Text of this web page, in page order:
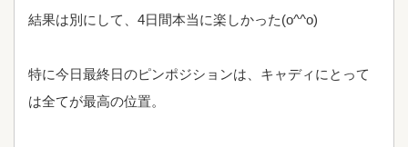
結果は別にして、4日間本当に楽しかった(o^^o)
特に今日最終日のピンポジションは、キャディにとって
は全てが最高の位置。